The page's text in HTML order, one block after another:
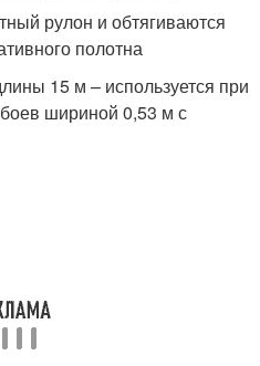
рулон и обтягиваются
полотна
15 м – используется при
шириной 0,53 м с